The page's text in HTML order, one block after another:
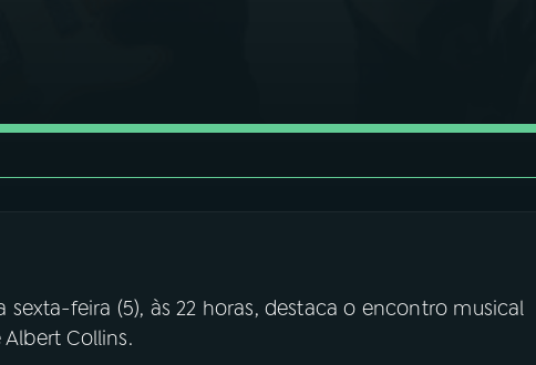
sexta-feira (5), às 22 horas, destaca o encontro musical
Collins.